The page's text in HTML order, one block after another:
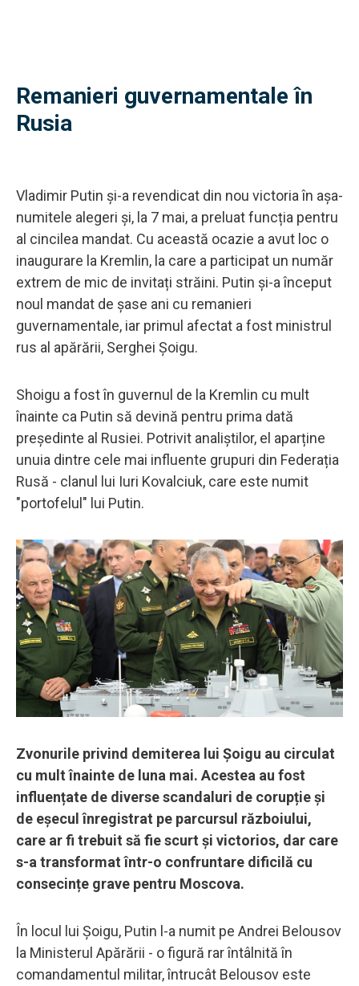
Remanieri guvernamentale în
Rusia
Vladimir Putin și-a revendicat din nou victoria în așa-
numitele alegeri și, la 7 mai, a preluat funcția pentru
al cincilea mandat. Cu această ocazie a avut loc o
inaugurare la Kremlin, la care a participat un număr
extrem de mic de invitați străini. Putin și-a început
noul mandat de șase ani cu remanieri
guvernamentale, iar primul afectat a fost ministrul
rus al apărării, Serghei Șoigu.
Shoigu a fost în guvernul de la Kremlin cu mult
înainte ca Putin să devină pentru prima dată
președinte al Rusiei. Potrivit analiștilor, el aparține
unuia dintre cele mai influente grupuri din Federația
Rusă - clanul lui Iuri Kovalciuk, care este numit
"portofelul" lui Putin.
Zvonurile privind demiterea lui Șoigu au circulat
cu mult înainte de luna mai. Acestea au fost
influențate de diverse scandaluri de corupție și
de eșecul înregistrat pe parcursul războiului,
care ar fi trebuit să fie scurt și victorios, dar care
s-a transformat într-o confruntare dificilă cu
consecințe grave pentru Moscova.
În locul lui Șoigu, Putin l-a numit pe Andrei Belousov
la Ministerul Apărării - o figură rar întâlnită în
comandamentul militar, întrucât Belousov este